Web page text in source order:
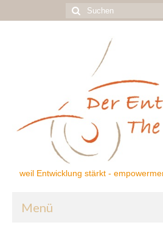
Suchen
nach:
weil Entwicklung stärkt -
Menü